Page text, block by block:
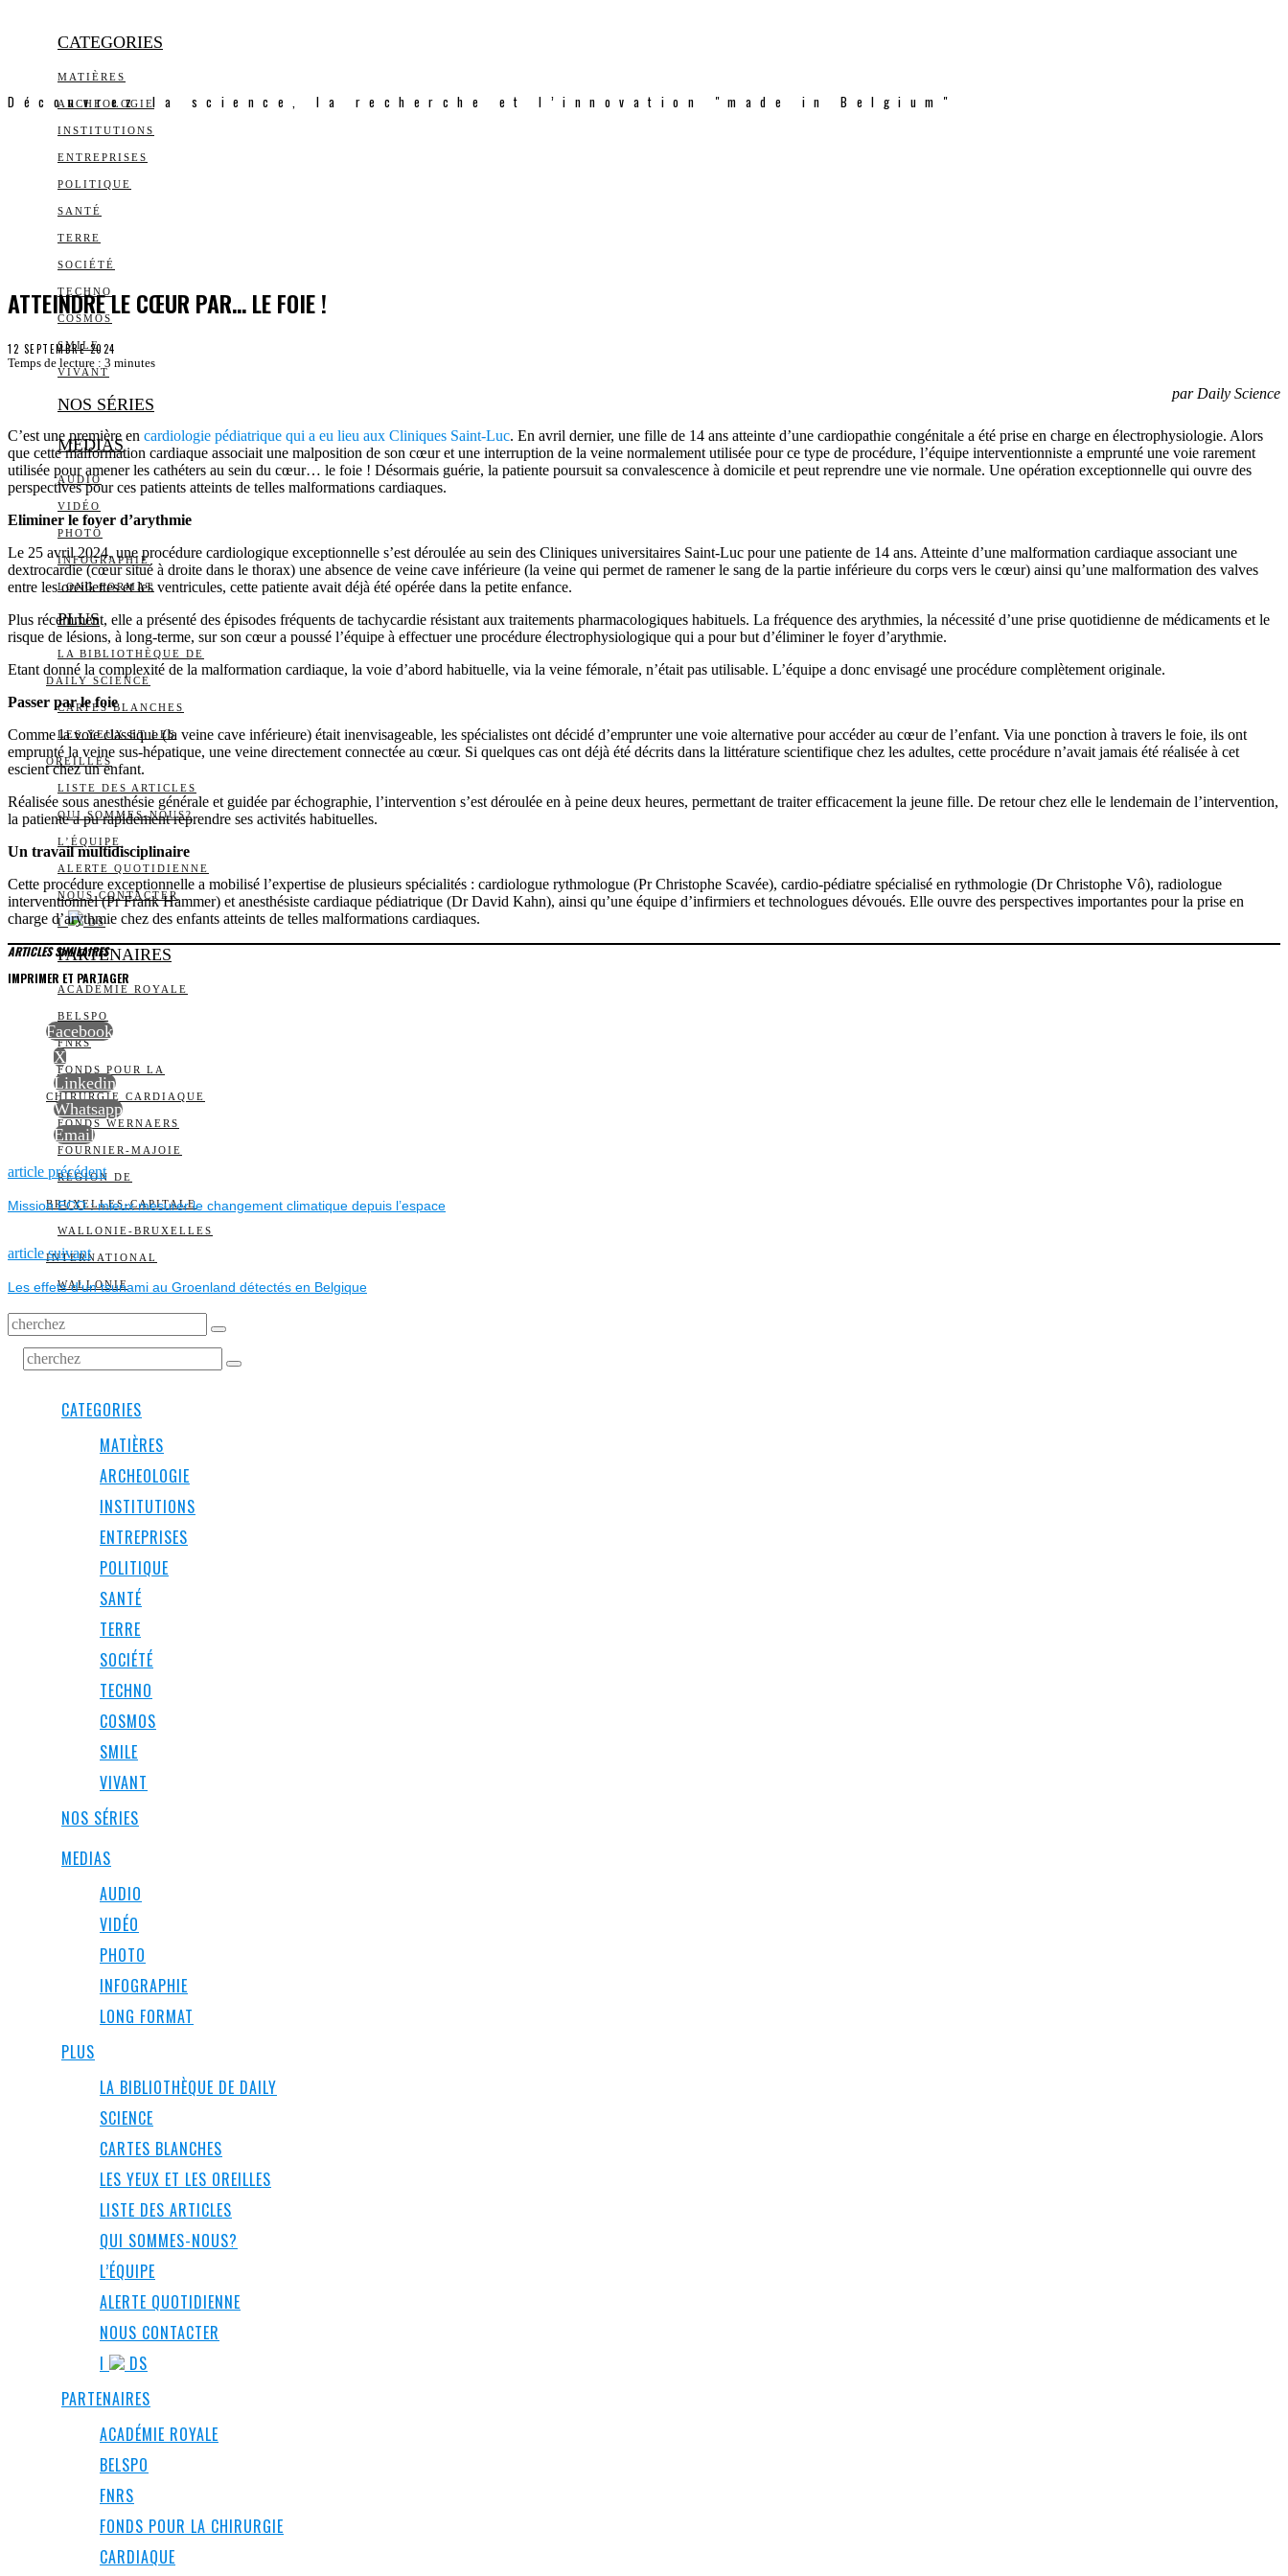
CATEGORIES
MATIÈRES
ARCHEOLOGIE
INSTITUTIONS
ENTREPRISES
POLITIQUE
SANTÉ
TERRE
SOCIÉTÉ
TECHNO
COSMOS
SMILE
VIVANT
NOS SÉRIES
MEDIAS
AUDIO
VIDÉO
PHOTO
INFOGRAPHIE
LONG FORMAT
PLUS
LA BIBLIOTHÈQUE DE
DAILY SCIENCE
CARTES BLANCHES
LES YEUX ET LES
OREILLES
LISTE DES ARTICLES
QUI SOMMES-NOUS?
L’ÉQUIPE
ALERTE QUOTIDIENNE
NOUS CONTACTER
I DS
PARTENAIRES
ACADÉMIE ROYALE
BELSPO
FNRS
FONDS POUR LA
CHIRURGIE CARDIAQUE
FONDS WERNAERS
FOURNIER-MAJOIE
RÉGION DE
BRUXELLES-CAPITALE
WALLONIE-BRUXELLES
INTERNATIONAL
WALLONIE
Découvrez la science, la recherche et l’innovation "made in Belgium"
ATTEINDRE LE CŒUR PAR… LE FOIE !
12 SEPTEMBRE 2024
Temps de lecture : 3 minutes
par Daily Science
C’est une première en cardiologie pédiatrique qui a eu lieu aux Cliniques Saint-Luc. En avril dernier, une fille de 14 ans atteinte d’une cardiopathie congénitale a été prise en charge en électrophysiologie. Alors
que cette malformation cardiaque associait une malposition de son cœur et une interruption de la veine normalement utilisée pour ce type de procédure, l’équipe interventionniste a emprunté une voie rarement
utilisée pour amener les cathéters au sein du cœur… le foie ! Désormais guérie, la patiente poursuit sa convalescence à domicile et peut reprendre une vie normale. Une opération exceptionnelle qui ouvre des
perspectives pour ces patients atteints de telles malformations cardiaques.
Eliminer le foyer d’arythmie
Le 25 avril 2024, une procédure cardiologique exceptionnelle s’est déroulée au sein des Cliniques universitaires Saint-Luc pour une patiente de 14 ans. Atteinte d’une malformation cardiaque associant une
dextrocardie (cœur situé à droite dans le thorax) une absence de veine cave inférieure (la veine qui permet de ramener le sang de la partie inférieure du corps vers le cœur) ainsi qu’une malformation des valves
entre les oreillettes et les ventricules, cette patiente avait déjà été opérée dans la petite enfance.
Plus récemment, elle a présenté des épisodes fréquents de tachycardie résistant aux traitements pharmacologiques habituels. La fréquence des arythmies, la nécessité d’une prise quotidienne de médicaments et le
risque de lésions, à long-terme, sur son cœur a poussé l’équipe à effectuer une procédure électrophysiologique qui a pour but d’éliminer le foyer d’arythmie.
Etant donné la complexité de la malformation cardiaque, la voie d’abord habituelle, via la veine fémorale, n’était pas utilisable. L’équipe a donc envisagé une procédure complètement originale.
Passer par le foie
Comme la voie classique (la veine cave inférieure) était inenvisageable, les spécialistes ont décidé d’emprunter une voie alternative pour accéder au cœur de l’enfant. Via une ponction à travers le foie, ils ont
emprunté la veine sus-hépatique, une veine directement connectée au cœur. Si quelques cas ont déjà été décrits dans la littérature scientifique chez les adultes, cette procédure n’avait jamais été réalisée à cet
escient chez un enfant.
Réalisée sous anesthésie générale et guidée par échographie, l’intervention s’est déroulée en à peine deux heures, permettant de traiter efficacement la jeune fille. De retour chez elle le lendemain de l’intervention,
la patiente a pu rapidement reprendre ses activités habituelles.
Un travail multidisciplinaire
Cette procédure exceptionnelle a mobilisé l’expertise de plusieurs spécialités : cardiologue rythmologue (Pr Christophe Scavée), cardio-pédiatre spécialisé en rythmologie (Dr Christophe Vô), radiologue
interventionnel (Pr Frank Hammer) et anesthésiste cardiaque pédiatrique (Dr David Kahn), ainsi qu’une équipe d’infirmiers et technologues dévoués. Elle ouvre des perspectives importantes pour la prise en
charge d’arythmie chez des enfants atteints de telles malformations cardiaques.
ARTICLES SIMILAIRES
IMPRIMER ET PARTAGER
Facebook
X
Linkedin
Whatsapp
Email
NAVIGATION
DE
L’ARTICLE
article précédentPrevious
post:
Mission ECO : mieux mesurer le changement climatique depuis l’espace
article suivantNext
Les effets d’un tsunami au Groenland détectés en Belgique
CATEGORIES
MATIÈRES
ARCHEOLOGIE
INSTITUTIONS
ENTREPRISES
POLITIQUE
SANTÉ
TERRE
SOCIÉTÉ
TECHNO
COSMOS
SMILE
VIVANT
NOS SÉRIES
MEDIAS
AUDIO
VIDÉO
PHOTO
INFOGRAPHIE
LONG FORMAT
PLUS
LA BIBLIOTHÈQUE DE DAILY
SCIENCE
CARTES BLANCHES
LES YEUX ET LES OREILLES
LISTE DES ARTICLES
QUI SOMMES-NOUS?
L’ÉQUIPE
ALERTE QUOTIDIENNE
NOUS CONTACTER
I
DS
PARTENAIRES
ACADÉMIE ROYALE
BELSPO
FNRS
FONDS POUR LA CHIRURGIE
CARDIAQUE